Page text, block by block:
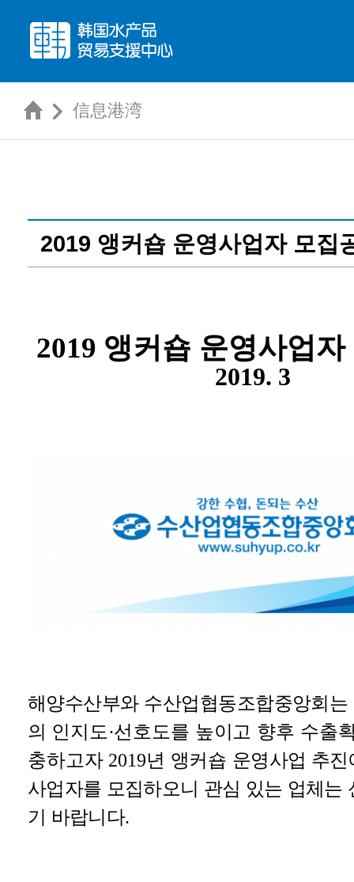
信息港湾
2019 앵커숍 운영사업자 모집
2019 앵커숍 운영사업
2019. 3
해양수산부와 수산업협동조합중앙회
의 인지도 ·선호도를 높이고 향후 수출
충하고자 2019년 앵커숍 운영사업 추
사업자를 모집하오니 관심 있는 업체는
기 바랍니다.